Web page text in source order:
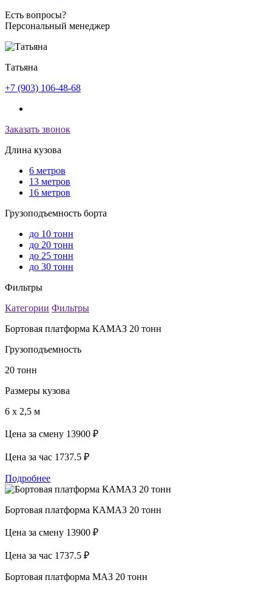
Есть вопросы?
Персональный менеджер
Татьяна
+7 (903) 106-48-68
Заказать звонок
Длина кузова
6 метров
13 метров
16 метров
Грузоподъемность борта
до 10 тонн
до 20 тонн
до 25 тонн
до 30 тонн
Фильтры
Категории Фильтры
Бортовая платформа КАМАЗ 20 тонн
Грузоподъемность
20 тонн
Размеры кузова
6 х 2,5 м
Цена за смену 13900 ₽
Цена за час 1737.5 ₽
Подробнее
Бортовая платформа КАМАЗ 20 тонн
Цена за смену 13900 ₽
Цена за час 1737.5 ₽
Бортовая платформа МАЗ 20 тонн